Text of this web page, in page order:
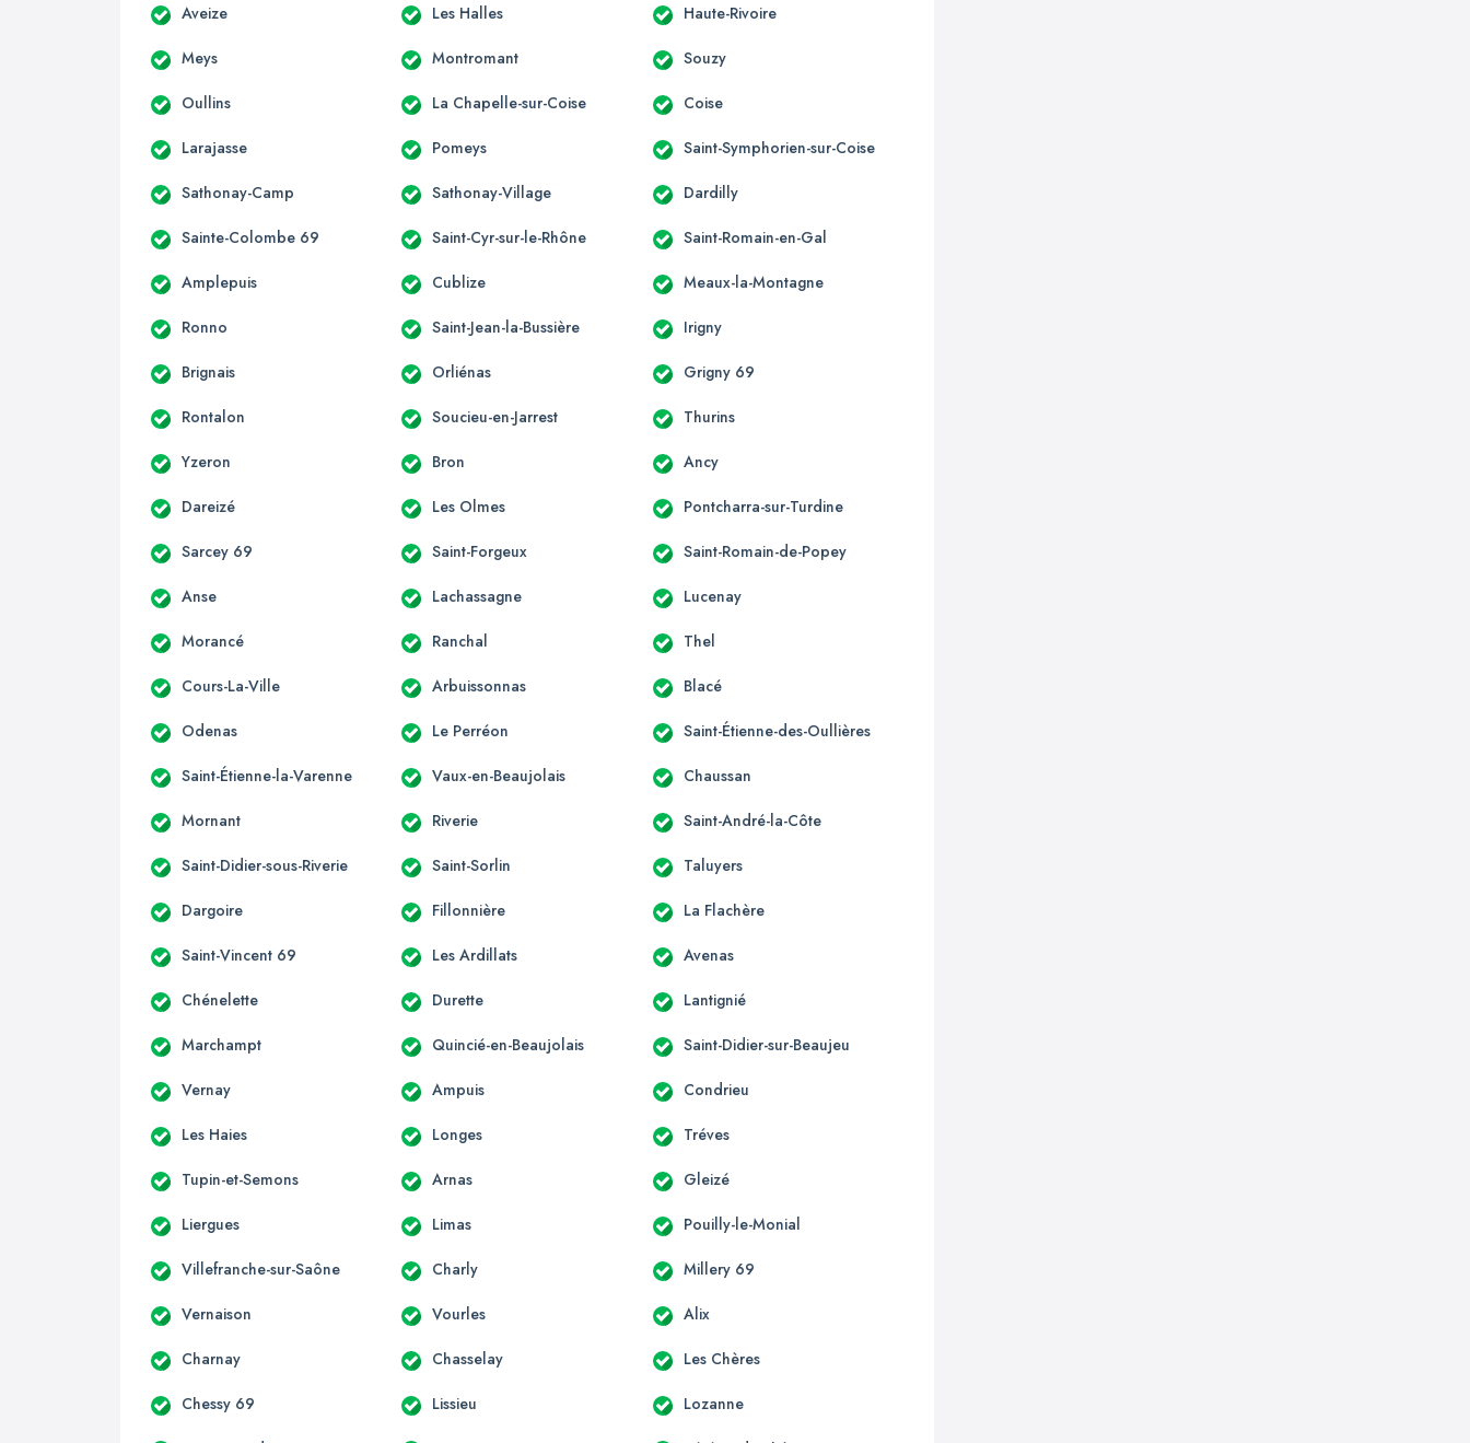
Aveize Les Halles Haute-Rivoire
Meys Montromant Souzy
Oullins La Chapelle-sur-Coise Coise
Larajasse Pomeys Saint-Symphorien-sur-Coise
Sathonay-Camp Sathonay-Village Dardilly
Sainte-Colombe 69 Saint-Cyr-sur-le-Rhône Saint-Romain-en-Gal
Amplepuis Cublize Meaux-la-Montagne
Ronno Saint-Jean-la-Bussière Irigny
Brignais Orliénas Grigny 69
Rontalon Soucieu-en-Jarrest Thurins
Yzeron Bron Ancy
Dareizé Les Olmes Pontcharra-sur-Turdine
Sarcey 69 Saint-Forgeux Saint-Romain-de-Popey
Anse Lachassagne Lucenay
Morancé Ranchal Thel
Cours-La-Ville Arbuissonnas Blacé
Odenas Le Perréon Saint-Étienne-des-Oullières
Saint-Étienne-la-Varenne Vaux-en-Beaujolais Chaussan
Mornant Riverie Saint-André-la-Côte
Saint-Didier-sous-Riverie Saint-Sorlin Taluyers
Dargoire Fillonnière La Flachère
Saint-Vincent 69 Les Ardillats Avenas
Chénelette Durette Lantignié
Marchampt Quincié-en-Beaujolais Saint-Didier-sur-Beaujeu
Vernay Ampuis Condrieu
Les Haies Longes Tréves
Tupin-et-Semons Arnas Gleizé
Liergues Limas Pouilly-le-Monial
Villefranche-sur-Saône Charly Millery 69
Vernaison Vourles Alix
Charnay Chasselay Les Chères
Chessy 69 Lissieu Lozanne